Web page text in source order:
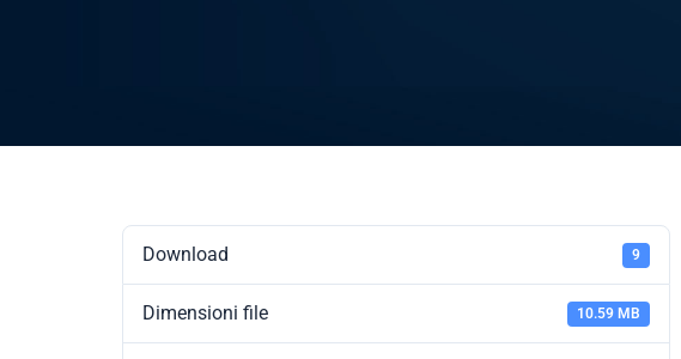
Download 9
Dimensioni file 10.59 MB